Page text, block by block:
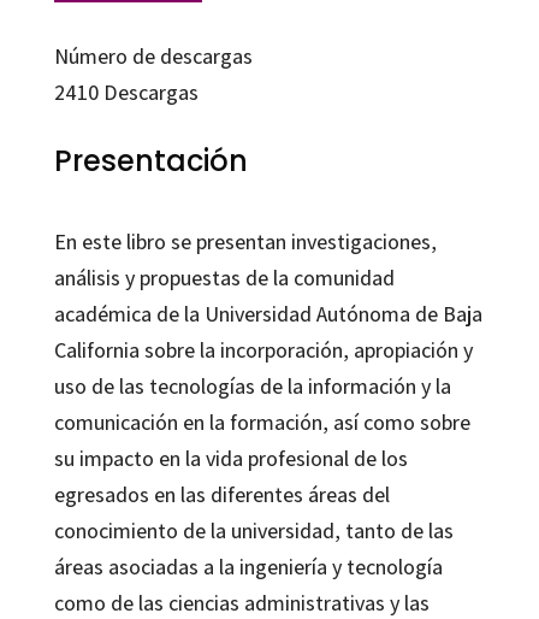
Número de descargas
2410Descargas
Presentación
En este libro se presentan investigaciones,
análisis y propuestas de la comunidad
académica de la Universidad Autónoma de Baja
California sobre la incorporación, apropiación y
uso de las tecnologías de la información y la
comunicación en la formación, así como sobre
su impacto en la vida profesional de los
egresados en las diferentes áreas del
conocimiento de la universidad, tanto de las
áreas asociadas a la ingeniería y tecnología
como de las ciencias administrativas y las